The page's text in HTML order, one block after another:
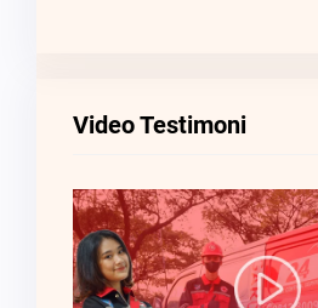
Video Testimoni